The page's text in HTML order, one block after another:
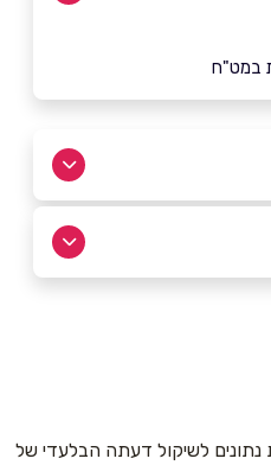
במט"ח
לשיקול דעתה הבלעדי של